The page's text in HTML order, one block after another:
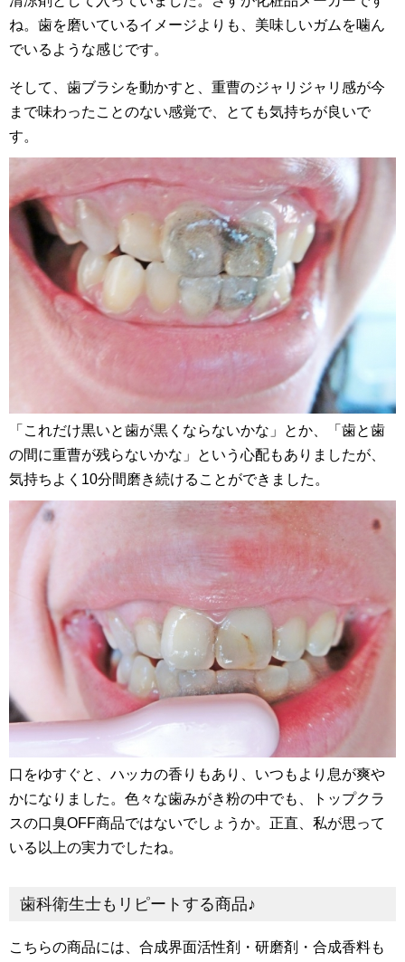
ね。歯を磨いているイメージよりも、美味しいガムを噛ん
でいるような感じです。
そして、歯ブラシを動かすと、重曹のジャリジャリ感が今
まで味わったことのない感覚で、とても気持ちが良いで
す。
「これだけ黒いと歯が黒くならないかな」とか、「歯と歯
の間に重曹が残らないかな」という心配もありましたが、
気持ちよく10分間磨き続けることができました。
口をゆすぐと、ハッカの香りもあり、いつもより息が爽や
かになりました。色々な歯みがき粉の中でも、トップクラ
スの口臭OFF商品ではないでしょうか。正直、私が思って
いる以上の実力でしたね。
歯科衛生士もリピートする商品♪
こちらの商品には、合成界面活性剤・研磨剤・合成香料も